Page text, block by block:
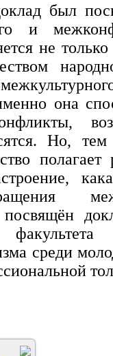
был
и
не
она
Но,
полагает
среди